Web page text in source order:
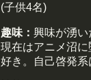
(子供4名)
趣味： 興味が湧い
現在はアニメ沼
好き。自己啓発系